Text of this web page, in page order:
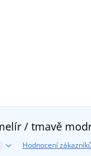
/ tmavě
Hodnocení